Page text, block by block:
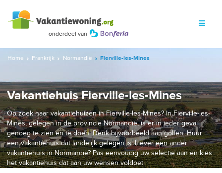
Home Frankrijk Normandië Fierville-les-Mines
Vakantiehuis Fierville-les-Mines
Op zoek naar vakantiehuizen in Fierville-les-Mines? In Fierville-les-
Mines, gelegen in de provincie Normandië, is er in ieder geval
genoeg te zien en te doen. Denk bijvoorbeeld aan golfen. Huur
een vakantiehuis dat landelijk gelegen is. Liever een ander
vakantiehuis in Normandië? Pas eenvoudig uw selectie aan en kies
het vakantiehuis dat aan uw wensen voldoet.